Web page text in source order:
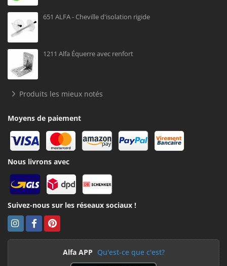
651 ALFA - Cheville d'isolation rigide
1211 Alfa Équerre avec renfort
Produits les mieux notés
Moyens de paiement
Nous livrons avec
Suivez-nous sur les réseaux sociaux !
Alfa APP Qu'est-ce que c'est?